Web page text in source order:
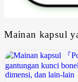
Mainan kapsul